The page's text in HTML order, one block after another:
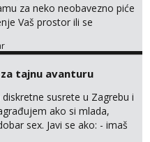
za neko neobavezno piće
Vaš prostor ili se
Kontakt
tajnu avanturu
susrete u Zagrebu i
ako si mlada,
sex. Javi se ako: - imaš